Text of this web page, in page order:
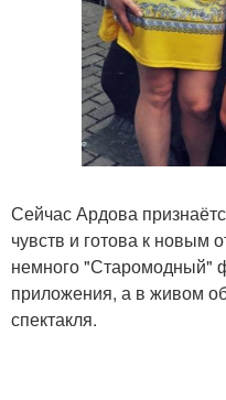
Сейчас Ардова
чувств и готова к новым
немного "Старомодный"
приложения, а в живом
спектакля.